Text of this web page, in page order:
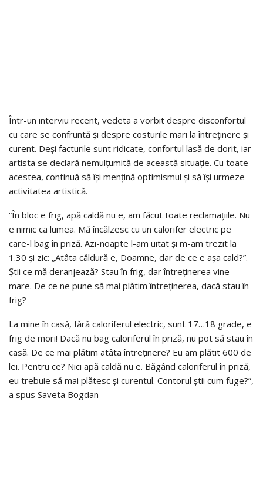
Într-un interviu recent, vedeta a vorbit despre disconfortul
cu care se confruntă și despre costurile mari la întreținere și
curent. Deși facturile sunt ridicate, confortul lasă de dorit, iar
artista se declară nemulțumită de această situație. Cu toate
acestea, continuă să își mențină optimismul și să își urmeze
activitatea artistică.
“În bloc e frig, apă caldă nu e, am făcut toate reclamațiile. Nu
e nimic ca lumea. Mă încălzesc cu un calorifer electric pe
care-l bag în priză. Azi-noapte l-am uitat și m-am trezit la
1.30 și zic: „Atâta căldură e, Doamne, dar de ce e așa cald?”.
Știi ce mă deranjează? Stau în frig, dar întreținerea vine
mare. De ce ne pune să mai plătim întreținerea, dacă stau în
frig?
La mine în casă, fără caloriferul electric, sunt 17…18 grade, e
frig de mori! Dacă nu bag caloriferul în priză, nu pot să stau în
casă. De ce mai plătim atâta întreținere? Eu am plătit 600 de
lei. Pentru ce? Nici apă caldă nu e. Băgând caloriferul în priză,
eu trebuie să mai plătesc și curentul. Contorul știi cum fuge?”,
a spus Saveta Bogdan